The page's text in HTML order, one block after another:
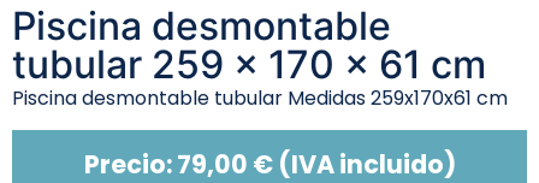
Piscina desmontable
tubular 259 x 170 x 61 cm
Piscina desmontable tubular Medidas 259x170x61 cm
Precio:79,00 €(IVA incluido)